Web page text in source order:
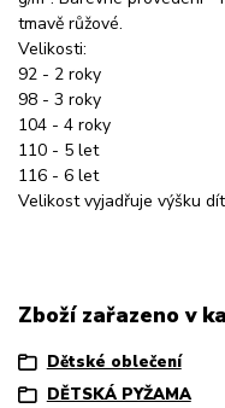
tmavě růžové.
Velikosti:
92 - 2 roky
98 - 3 roky
104 - 4 roky
110 - 5 let
116 - 6 let
Velikost vyjadřuje výšku
Zboží zařazeno v
Dětské oblečení
DĚTSKÁ PYŽAMA